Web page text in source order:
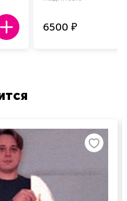
6500 ₽